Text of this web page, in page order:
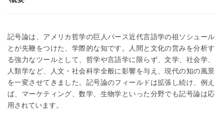
記号論は、アメリカ哲学の巨人パース近代言語学の祖ソシュール
とが先鞭をつけた、学際的な知です。人間と文化の営みを分析す
る強力なツールとして、哲学や言語学に限らず、文学、社会学、
人類学など、人文・社会科学全般に影響を与え、現代の知の風景
を一変させてきました。記号論のフィールドは拡張し続け、例え
ば、マーケティング、数学、生物学といった分野でも記号論は応
用されています。